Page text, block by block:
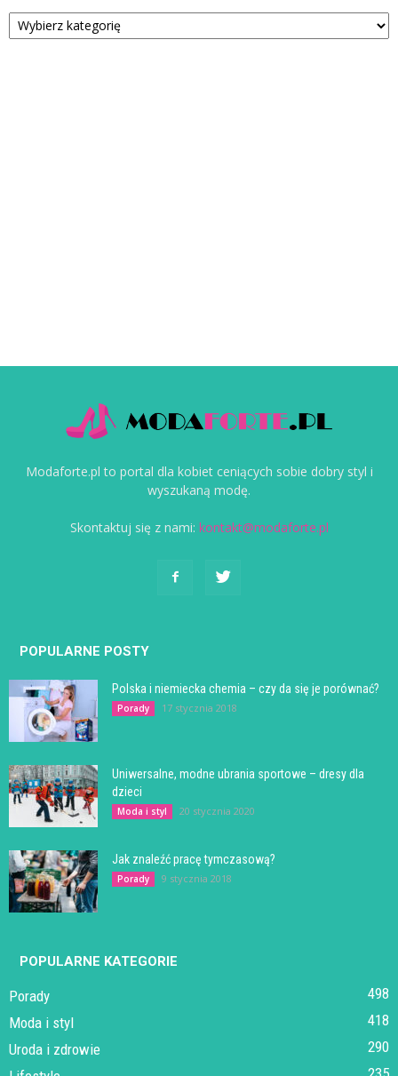
Kategorie
Modaforte.pl to portal dla kobiet ceniących sobie dobry styl i
wyszukaną modę.
Skontaktuj się z nami: kontakt@modaforte.pl
POPULARNE POSTY
Polska i niemiecka chemia – czy da się je porównać?
Porady 17 stycznia 2018
Uniwersalne, modne ubrania sportowe – dresy dla
dzieci
Moda i styl 20 stycznia 2020
Jak znaleźć pracę tymczasową?
Porady 9 stycznia 2018
POPULARNE KATEGORIE
Porady
498
Moda i styl
418
Uroda i zdrowie
290